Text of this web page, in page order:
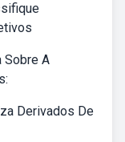
Sobre A
Derivados De